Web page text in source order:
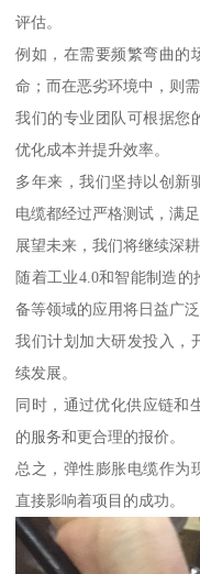
评估。
例如，在需要频繁弯曲的
命；而在恶劣环境中，则
我们的专业团队可根据您
优化成本并提升效率。
多年来，我们坚持以创新
电缆都经过严格测试，满
展望未来，我们将继续深
随着工业4.0和智能制造
备等领域的应用将日益广泛
我们计划加大研发投入，
续发展。
同时，通过优化供应链和
的服务和更合理的报价。
总之，弹性膨胀电缆作为
直接影响着项目的成功。